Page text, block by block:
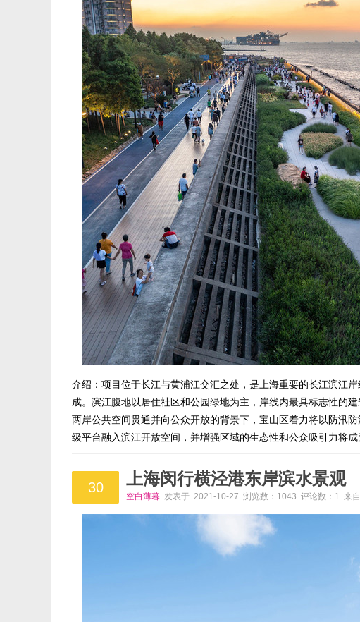
介绍：项目位于长江与黄浦江交汇之处，是上海重要的长江滨江
成。滨江腹地以居住社区和公园绿地为主，岸线内最具标志性的
两岸公共空间贯通并向公众开放的背景下，宝山区着力将以防汛
级平台融入滨江开放空间，并增强区域的生态性和公众吸引力将
30 上海闵行横泾港东岸滨水景观
空白薄暮 发表于 2021-10-27 浏览数：1043 评论数：1 来自